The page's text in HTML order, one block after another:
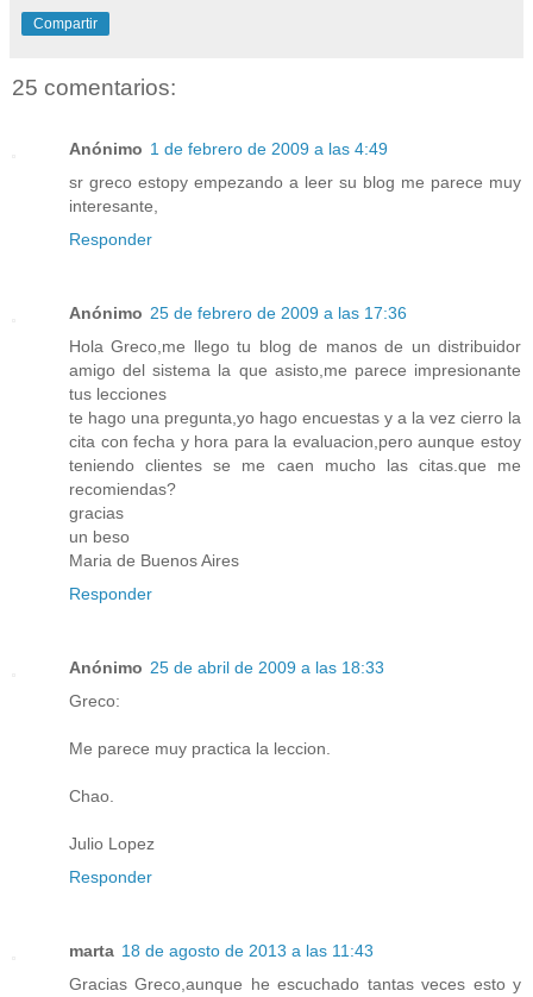
Compartir
25 comentarios:
Anónimo 1 de febrero de 2009 a las 4:49
sr greco estopy empezando a leer su blog me parece muy
interesante,
Responder
Anónimo 25 de febrero de 2009 a las 17:36
Hola Greco,me llego tu blog de manos de un distribuidor
amigo del sistema la que asisto,me parece impresionante
tus lecciones
te hago una pregunta,yo hago encuestas y a la vez cierro la
cita con fecha y hora para la evaluacion,pero aunque estoy
teniendo clientes se me caen mucho las citas.que me
recomiendas?
gracias
un beso
Maria de Buenos Aires
Responder
Anónimo 25 de abril de 2009 a las 18:33
Greco:
Me parece muy practica la leccion.
Chao.
Julio Lopez
Responder
marta 18 de agosto de 2013 a las 11:43
Gracias Greco,aunque he escuchado tantas veces esto y